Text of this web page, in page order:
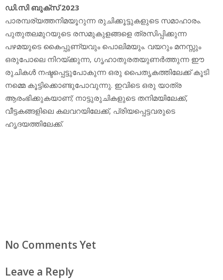
ഡി.സി ബുക്‌സ് 2023
പാരമ്പര്യത്തനിമയൂറുന്ന രുചിക്കൂട്ടുകളുടെ സമാഹാരം.
പുതുതലമുറയുടെ രസമുകുളങ്ങളെ ത്രസിപ്പിക്കുന്ന
പഴമയുടെ കൈപ്പുണ്യവും പൊലിമയും. വയറും മനസ്സും
ഒരുപോലെ നിറയ്ക്കുന്ന, ഗൃഹാതുരതയുണര്‍ത്തുന്ന ഈ
രുചികള്‍ നഷ്ടപ്പെട്ടുപോകുന്ന ഒരു പൈതൃകത്തിലേക്ക് കൂടി
നമ്മെ കൂട്ടിക്കൊണ്ടുപോവുന്നു. ഇവിടെ ഒരു യാത്ര
ആരംഭിക്കുകയാണ്; നാട്ടുരുചികളുടെ തനിമയിലേക്ക്,
വീട്ടകങ്ങളിലെ കലവറയിലേക്ക്, പ്രിയപ്പെട്ടവരുടെ
ഹൃദയത്തിലേക്ക്.
No Comments Yet
Leave a Reply